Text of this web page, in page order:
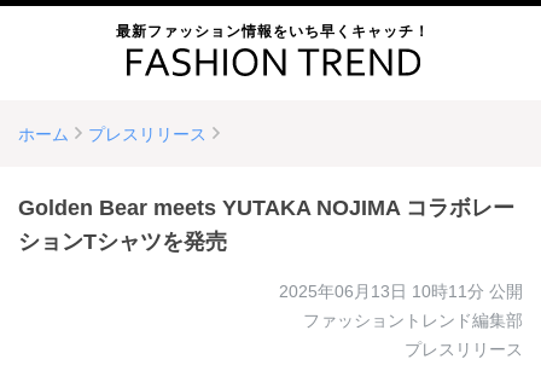
最新ファッション情報をいち早くキャッチ！
ホーム プレスリリース
Golden Bear meets YUTAKA NOJIMA コラボレー
ションTシャツを発売
2025年06月13日 10時11分 公開
ファッショントレンド編集部
プレスリリース